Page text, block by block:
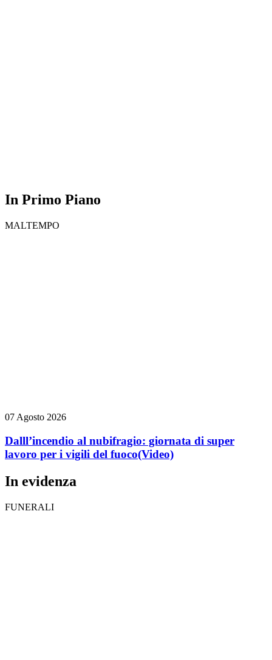
In Primo Piano
MALTEMPO
07 Agosto 2026
Dalll’incendio al nubifragio: giornata di super
lavoro per i vigili del fuoco(Video)
In evidenza
FUNERALI